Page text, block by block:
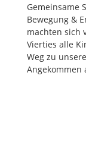
Gemeinsame
Bewegung &
machten sich
Vierties alle
Weg zu
Angekommen